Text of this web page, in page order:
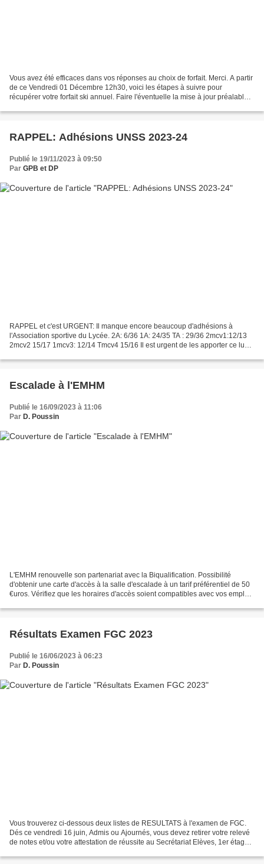
Vous avez été efficaces dans vos réponses au choix de forfait. Merci. A partir
de ce Vendredi 01 Décembre 12h30, voici les étapes à suivre pour
récupérer votre forfait ski annuel. Faire l'éventuelle la mise à jour préalable
RAPPEL: Adhésions UNSS 2023-24
Publié le 19/11/2023 à 09:50
Par GPB et DP
RAPPEL et c'est URGENT: Il manque encore beaucoup d'adhésions à
l'Association sportive du Lycée. 2A: 6/36 1A: 24/35 TA : 29/36 2mcv1:12/13
2mcv2 15/17 1mcv3: 12/14 Tmcv4 15/16 Il est urgent de les apporter ce lundi
Escalade à l'EMHM
Publié le 16/09/2023 à 11:06
Par D. Poussin
L'EMHM renouvelle son partenariat avec la Biqualification. Possibilité
d'obtenir une carte d'accès à la salle d'escalade à un tarif préférentiel de 50
€uros. Vérifiez que les horaires d'accès soient compatibles avec vos emplois
Résultats Examen FGC 2023
Publié le 16/06/2023 à 06:23
Par D. Poussin
Vous trouverez ci-dessous deux listes de RESULTATS à l'examen de FGC.
Dés ce vendredi 16 juin, Admis ou Ajournés, vous devez retirer votre relevé
de notes et/ou votre attestation de réussite au Secrétariat Elèves, 1er étage